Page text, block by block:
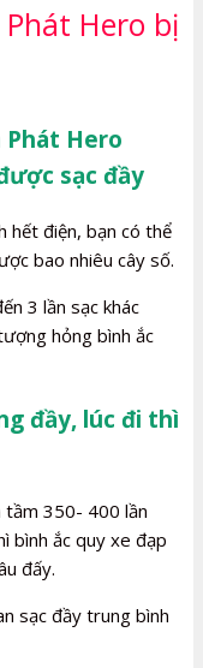
Hero bị
Hero
sạc đầy
hết điện, bạn có thể
bao nhiêu cây số.
3 lần sạc khác
hỏng bình ắc
đầy, lúc đi thì
tầm 350- 400 lần
bình ắc quy xe đạp
đấy.
sạc đầy trung bình